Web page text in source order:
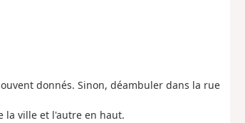
donnés. Sinon, déambuler dans la rue
la ville et l'autre en haut.